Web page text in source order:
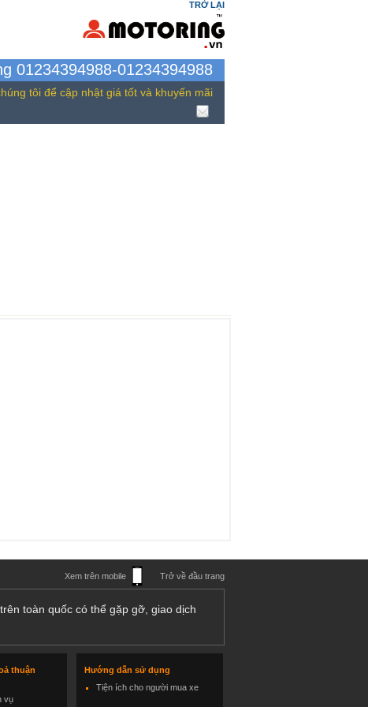
TRỞ LẠI
01234394988-01234394988
tôi để cập nhật giá tốt và khuyến mãi
Xem trên mobile Trở về đầu trang
toàn quốc có thể gặp gỡ, giao dịch
thuận
vụ
Hướng dẫn sử dụng
Tiện ích cho người mua xe